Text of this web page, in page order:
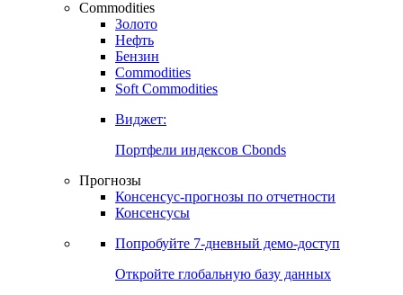
Commodities
Золото
Нефть
Бензин
Commodities
Soft Commodities
Виджет:
Портфели индексов Cbonds
Прогнозы
Консенсус-прогнозы по отчетности
Консенсусы
Попробуйте 7-дневный демо-доступ
Откройте глобальную базу данных